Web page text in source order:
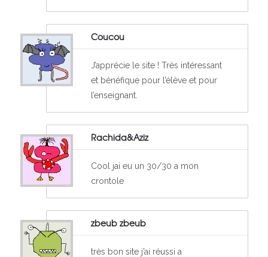
Coucou
J’apprécie le site ! Très intéressant
et bénéfique pour l’élève et pour
l’enseignant.
Rachida&Aziz
Cool jai eu un 30/30 a mon
crontole
zbeub zbeub
très bon site j’ai réussi a